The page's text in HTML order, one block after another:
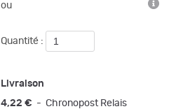
ou
Quantité :
Livraison
4,22 € - Chronopost Relais